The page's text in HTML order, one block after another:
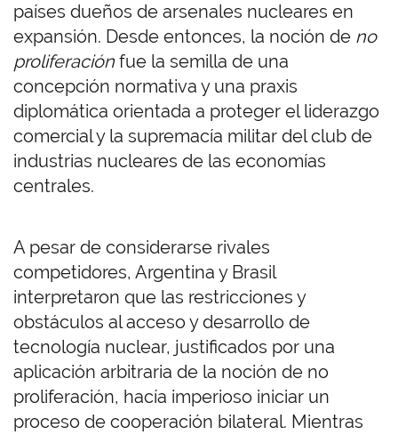
países dueños de arsenales nucleares en
expansión. Desde entonces, la noción de no
proliferación fue la semilla de una
concepción normativa y una praxis
diplomática orientada a proteger el liderazgo
comercial y la supremacía militar del club de
industrias nucleares de las economías
centrales.
A pesar de considerarse rivales
competidores, Argentina y Brasil
interpretaron que las restricciones y
obstáculos al acceso y desarrollo de
tecnología nuclear, justificados por una
aplicación arbitraria de la noción de no
proliferación, hacía imperioso iniciar un
proceso de cooperación bilateral. Mientras